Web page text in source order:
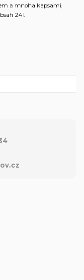
a mnoha kapsami,
24l.